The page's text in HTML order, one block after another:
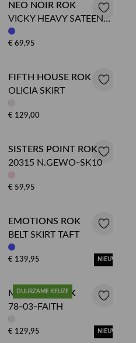
NEO NOIR ROK
VICKY HEAVY SATEEN
SKIRT
€ 69,95
FIFTH HOUSE ROK
OLICIA SKIRT
€ 129,00
SISTERS POINT ROK
20315 N.GEWO-SK10
€ 59,95
EMOTIONS ROK
BELT SKIRT TAFT
€ 139,95 NIEUW
DUURZAME KEUZE
MOSCOW ROK
78-03-FAITH
€ 129,95 NIEUW